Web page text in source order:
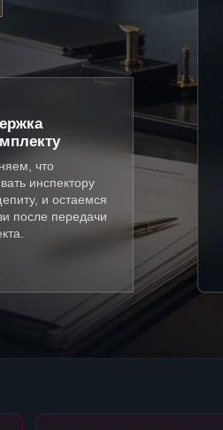
что
инспектору
и остаемся
после передачи